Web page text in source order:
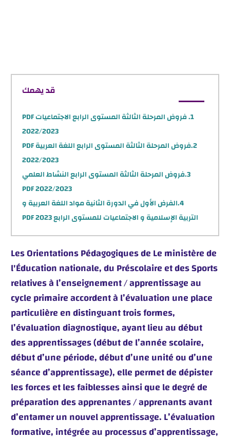
قد يهمك
فروض المرحلة الثالثة المستوى الرابع الاجتماعيات PDF
2022/2023
فروض المرحلة الثالثة المستوى الرابع اللغة العربية PDF
2022/2023
فروض المرحلة الثالثة المستوى الرابع النشاط العلمي
PDF 2022/2023
الفرض الأول في الدورة الثانية مواد اللغة العربية و
التربية الإسلامية و الاجتماعيات للمستوى الرابع 2023 PDF
Les Orientations Pédagogiques de Le ministère de
l'Éducation nationale, du Préscolaire et des Sports
relatives à l’enseignement / apprentissage au
cycle primaire accordent à l’évaluation une place
particulière en distinguant trois formes,
l’évaluation diagnostique, ayant lieu au début
des apprentissages (début de l’année scolaire,
début d’une période, début d’une unité ou d’une
séance d’apprentissage), elle permet de dépister
les forces et les faiblesses ainsi que le degré de
préparation des apprenantes / apprenants avant
d’entamer un nouvel apprentissage. L’évaluation
formative, intégrée au processus d’apprentissage,